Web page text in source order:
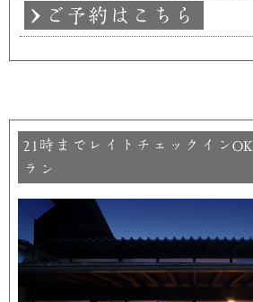
21 時までレイトチェックインOK
ラン